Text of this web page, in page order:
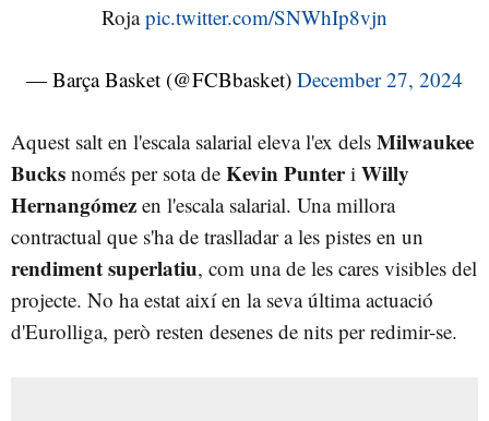
Rojapic.twitter.com/SNWhIp8vjn
— Barça Basket (@FCBbasket) December 27, 2024
Aquest salt en l'escala salarial eleva l'ex dels Milwaukee
Bucks només per sota de Kevin Punteri Willy
Hernangómez en l'escala salarial. Una millora
contractual que s'ha de traslladar a les pistes en un
rendiment superlatiu, com una de les cares visibles del
projecte. No ha estat així en la seva última actuació
d'Eurolliga, però resten desenes de nits per redimir-se.